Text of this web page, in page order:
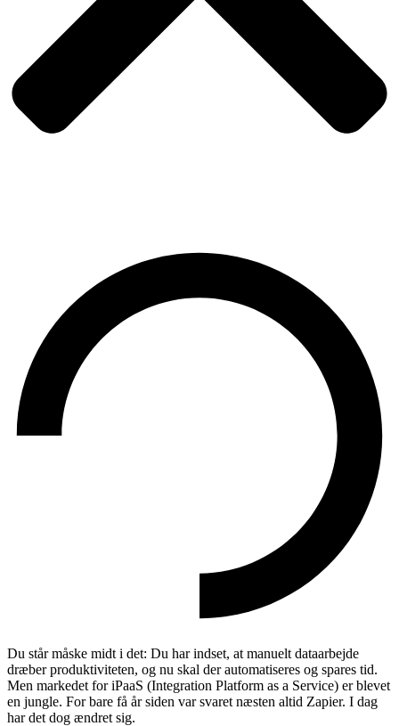
Du står måske midt i det: Du har indset, at manuelt dataarbejde
dræber produktiviteten, og nu skal der automatiseres og spares tid.
Men markedet for iPaaS (Integration Platform as a Service) er blevet
en jungle. For bare få år siden var svaret næsten altid Zapier. I dag
har det dog ændret sig.